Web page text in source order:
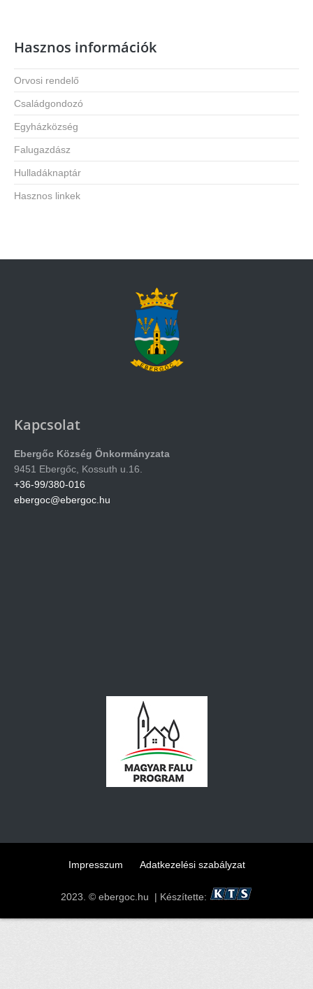
Hasznos információk
Orvosi rendelő
Családgondozó
Egyházközség
Falugazdász
Hulladáknaptár
Hasznos linkek
Kapcsolat
Ebergőc Község Önkormányzata
9451 Ebergőc, Kossuth u.16.
+36-99/380-016
ebergoc@ebergoc.hu
Impresszum Adatkezelési szabályzat
2023. © ebergoc.hu | Készítette: